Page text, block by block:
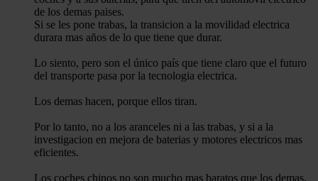
de los demas paises.
Si se les pone trabas, la transicion a la movilidad electrica
durara mas años de lo que tiene que durar.
Lo siento, pero son el único país que tiene claro que el futuro
del transporte pasa por la tecnologia electrica.
Los demas hacen, porque ellos tiran.
Por lo tanto, no a los aranceles ni a las trabas, y si a la
investigacion en mejora de baterias y motores electricos mas
eficientes.
Los coches chinos no son mucho mas baratos que los demas,